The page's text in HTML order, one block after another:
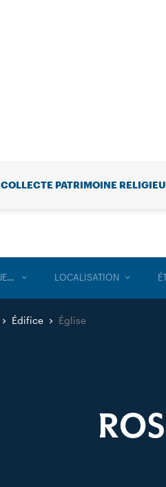
COLLECTE PATRIMOINE
TOUS LES PROJETS LOCALISATION
Édifice Église